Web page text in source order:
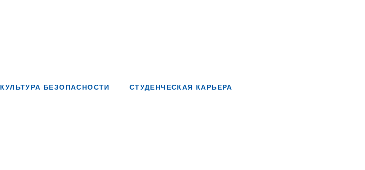
КУЛЬТУРА БЕЗОПАСНОСТИ СТУДЕНЧЕСКАЯ КАРЬЕРА